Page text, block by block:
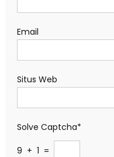
Email
Situs Web
Solve Captcha*
9 + 1 =